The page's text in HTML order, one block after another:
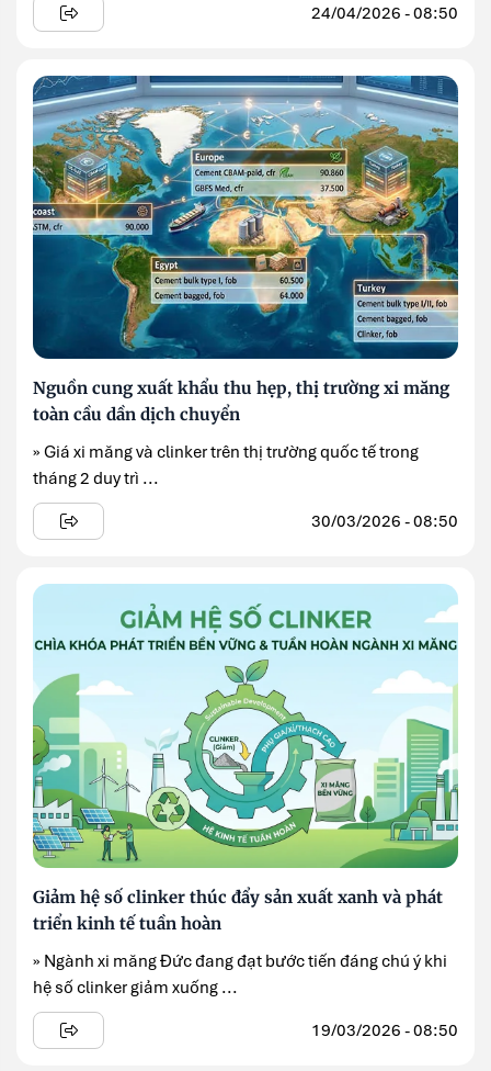
24/04/2026 - 08:50
Nguồn cung xuất khẩu thu hẹp, thị trường xi măng
toàn cầu dần dịch chuyển
» Giá xi măng và clinker trên thị trường quốc tế trong
tháng 2 duy trì ...
30/03/2026 - 08:50
Giảm hệ số clinker thúc đẩy sản xuất xanh và phát
triển kinh tế tuần hoàn
» Ngành xi măng Đức đang đạt bước tiến đáng chú ý khi
hệ số clinker giảm xuống ...
19/03/2026 - 08:50